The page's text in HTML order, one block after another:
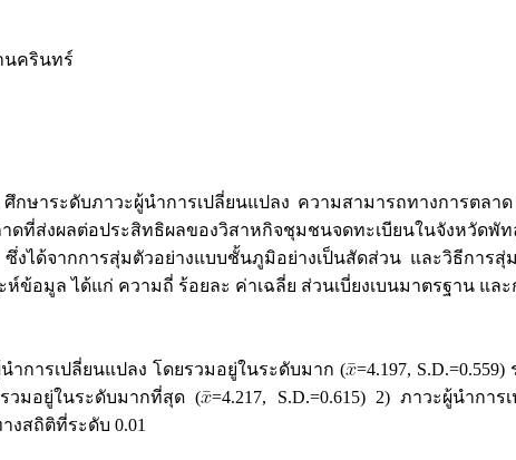
นครินทร์
ศึกษาระดับภาวะผู้นำการเปลี่ยนแปลง ความสามารถทางการต
ดที่ส่งผลต่อประสิทธิผลของวิสาหกิจชุมชนจดทะเบียนในจังหวัด
ได้จากการสุ่มตัวอย่างแบบชั้นภูมิอย่างเป็นสัดส่วน และวิธีการ
ห์ข้อมูล ได้แก่ ความถี่ ร้อยละ ค่าเฉลี่ย ส่วนเบี่ยงเบนมาตรฐาน แล
รเปลี่ยนแปลง โดยรวมอยู่ในระดับมาก ( =4.197,
วมอยู่ในระดับมากที่สุด ( =4.217, S.D.=0.615) 2) ภาวะผู้นำก
สถิติที่ระดับ 0.01